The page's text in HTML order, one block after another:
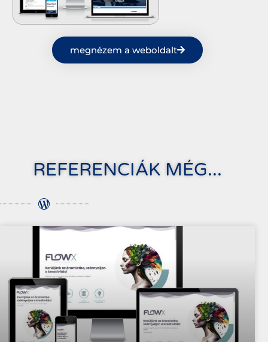
megnézem a weboldalt
REFERENCIÁK MÉG...